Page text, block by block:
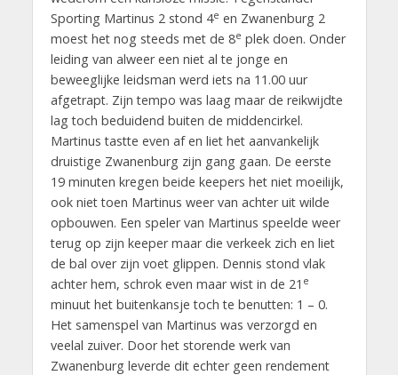
Sporting Martinus 2 stond 4e en Zwanenburg 2
moest het nog steeds met de 8e plek doen. Onder
leiding van alweer een niet al te jonge en
beweeglijke leidsman werd iets na 11.00 uur
afgetrapt. Zijn tempo was laag maar de reikwijdte
lag toch beduidend buiten de middencirkel.
Martinus tastte even af en liet het aanvankelijk
druistige Zwanenburg zijn gang gaan. De eerste
19 minuten kregen beide keepers het niet moeilijk,
ook niet toen Martinus weer van achter uit wilde
opbouwen. Een speler van Martinus speelde weer
terug op zijn keeper maar die verkeek zich en liet
de bal over zijn voet glippen. Dennis stond vlak
achter hem, schrok even maar wist in de 21 e
minuut het buitenkansje toch te benutten: 1 – 0.
Het samenspel van Martinus was verzorgd en
veelal zuiver. Door het storende werk van
Zwanenburg leverde dit echter geen rendement